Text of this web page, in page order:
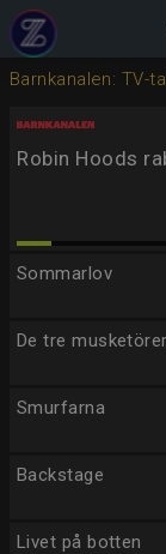
Barnkanalen: TV-
Robin Hoods
Sommarlov
De tre
Smurfarna
Backstage
Livet på botten